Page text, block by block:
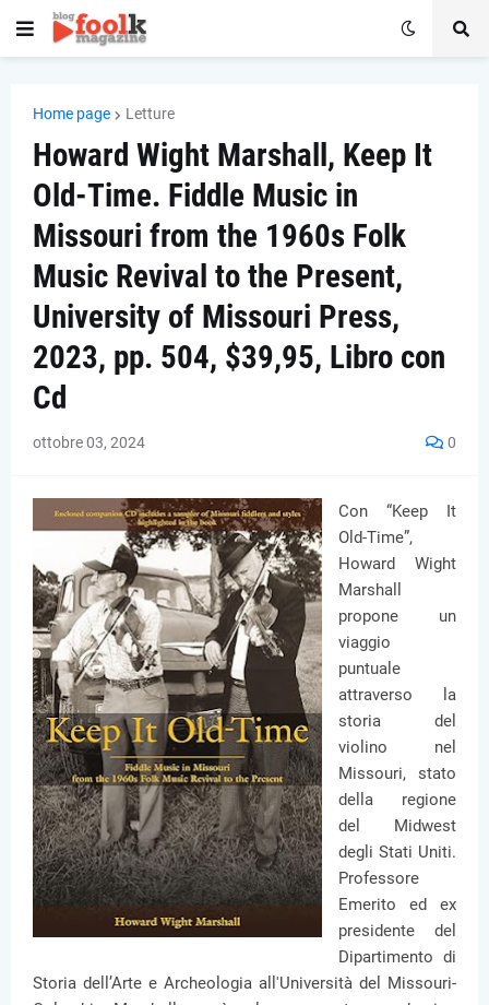
Home page Letture
Howard Wight Marshall, Keep It
Old-Time. Fiddle Music in
Missouri from the 1960s Folk
Music Revival to the Present,
University of Missouri Press,
2023, pp. 504, $39,95, Libro con
Cd
ottobre 03, 2024 0
Con “Keep It
Old-Time”,
Howard Wight
Marshall
propone un
viaggio
puntuale
attraverso la
storia del
violino nel
Missouri, stato
della regione
del Midwest
degli Stati Uniti.
Professore
Emerito ed ex
presidente del
Dipartimento di
Storia dell’Arte e Archeologia all'Università del Missouri-